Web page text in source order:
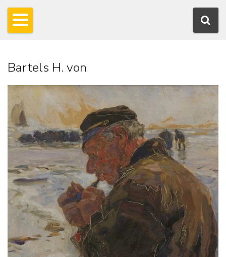
Bartels H. von